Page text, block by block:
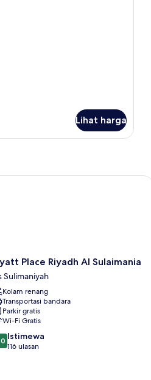
Lihat harga
Place Riyadh Al Sulaimania
Sulimaniyah
Kolam renang
Transportasi bandara
Parkir gratis
Wi-Fi Gratis
Istimewa
116 ulasan
Place Riyadh Al Sulaimania